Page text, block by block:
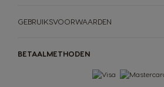
ACCESSOIRES
DUURZAAMHEID
BETAALMETHODEN
GEBRUIKSVOORWAARDEN